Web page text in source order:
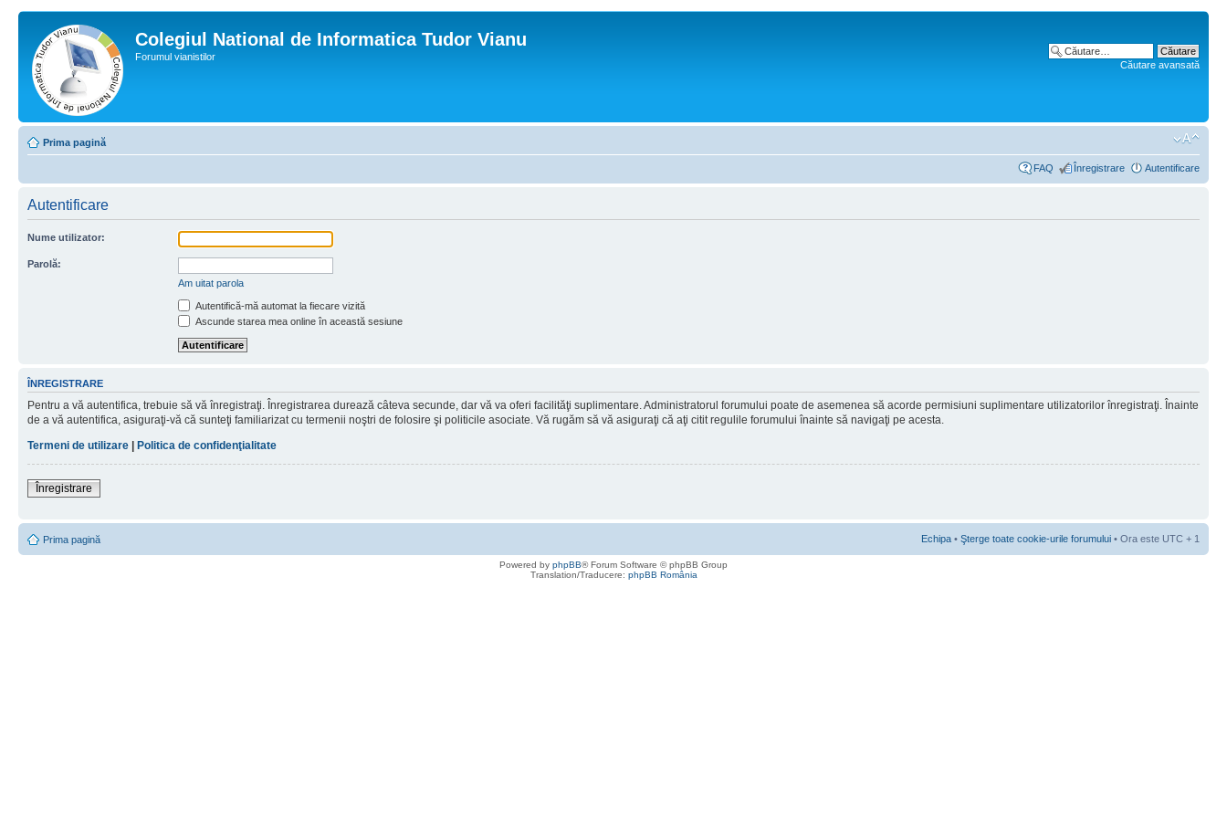
Colegiul National de Informatica Tudor Vianu
Forumul vianistilor
Căutare avansată
Prima pagină
FAQ Înregistrare Autentificare
Autentificare
Nume utilizator:
Parolă:
Am uitat parola
Autentifică-mă automat la fiecare vizită
Ascunde starea mea online în această sesiune
ÎNREGISTRARE
Pentru a vă autentifica, trebuie să vă înregistraţi. Înregistrarea durează câteva secunde, dar vă va oferi facilităţi suplimentare. Administratorul forumului poate de asemenea să acorde permisiuni suplimentare utilizatorilor înregistraţi. Înainte
de a vă autentifica, asiguraţi-vă că sunteţi familiarizat cu termenii noştri de folosire şi politicile asociate. Vă rugăm să vă asiguraţi că aţi citit regulile forumului înainte să navigaţi pe acesta.
Termeni de utilizare | Politica de confidenţialitate
Înregistrare
Prima pagină Echipa • Şterge toate cookie-urile forumului • Ora este UTC + 1
Powered by phpBB® Forum Software © phpBB Group
Translation/Traducere: phpBB România